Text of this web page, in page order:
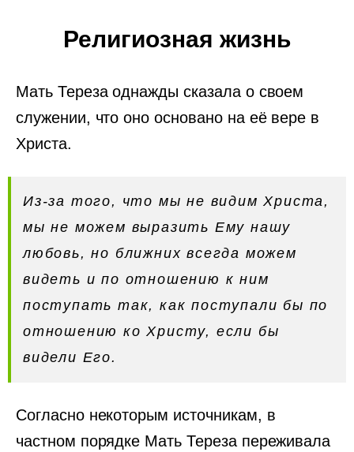
Религиозная жизнь
Мать Тереза однажды сказала о своем
служении, что оно основано на её вере в
Христа.
Из-за того, что мы не видим Христа,
мы не можем выразить Ему нашу
любовь, но ближних всегда можем
видеть и по отношению к ним
поступать так, как поступали бы по
отношению ко Христу, если бы
видели Его.
Согласно некоторым источникам, в
частном порядке Мать Тереза переживала